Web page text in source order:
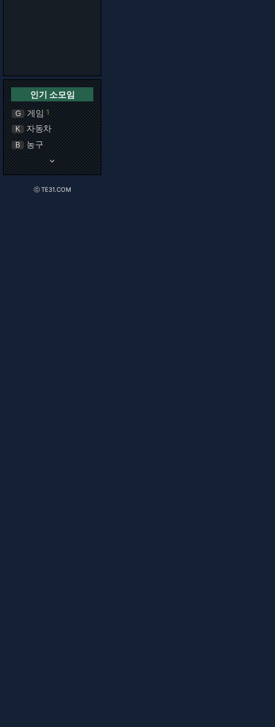
인기 소모임
G 게임 1
K 자동차
B 농구
keyboard_arrow_down
ⓒ TE31.COM